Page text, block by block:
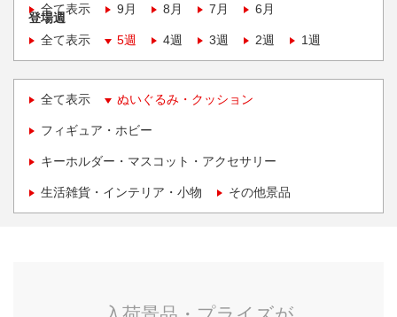
全て表示
9月 8月 7月 6月
登場週
全て表示
5週 4週 3週 2週 1週
全て表示 ぬいぐるみ・クッション
フィギュア・ホビー
キーホルダー・マスコット・アクセサリー
生活雑貨・インテリア・小物 その他景品